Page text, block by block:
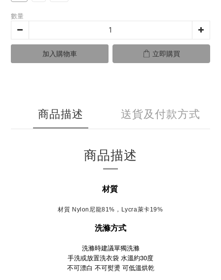
數量
加入購物車 立即購買
商品描述 送貨及付款方式
商品描述
材質
材質 Nylon尼龍81%，Lycra萊卡19%
洗滌方式
洗滌時建議單獨洗滌
手洗或放置洗衣袋 水溫約30度
不可漂白 不可熨燙 可低溫烘乾